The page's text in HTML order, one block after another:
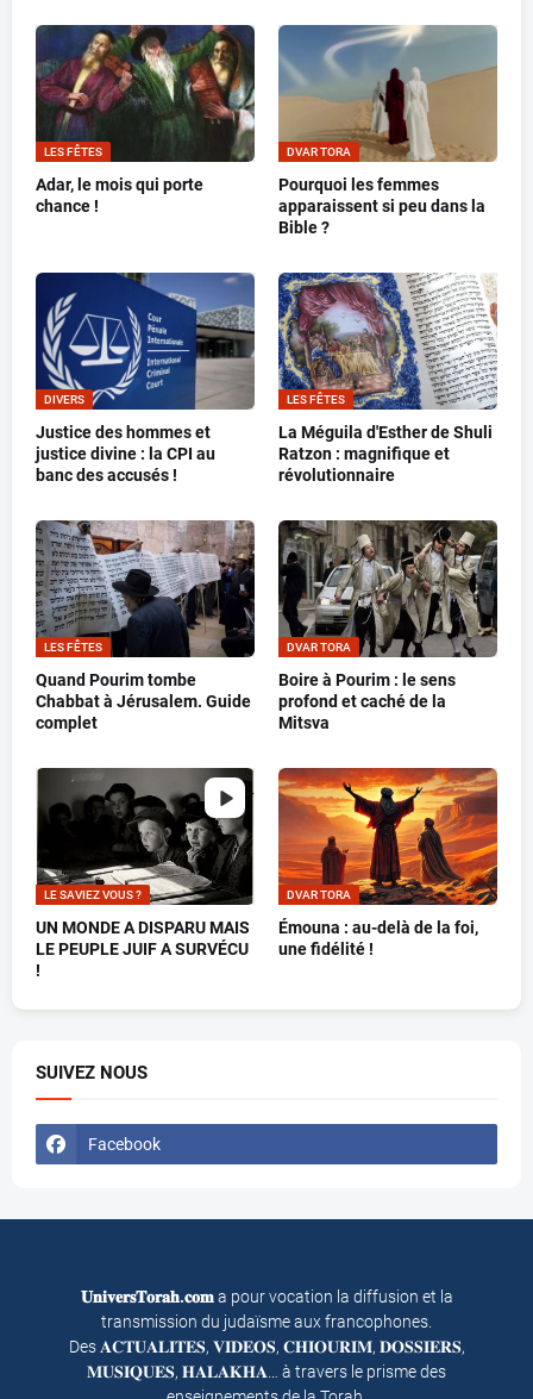
LES FÊTES
Adar, le mois qui porte
chance !
DVAR TORA
Pourquoi les femmes
apparaissent si peu dans la
Bible ?
DIVERS
Justice des hommes et
justice divine : la CPI au
banc des accusés !
LES FÊTES
La Méguila d'Esther de Shuli
Ratzon : magnifique et
révolutionnaire
LES FÊTES
Quand Pourim tombe
Chabbat à Jérusalem. Guide
complet
DVAR TORA
Boire à Pourim : le sens
profond et caché de la
Mitsva
LE SAVIEZ VOUS ?
UN MONDE A DISPARU MAIS
LE PEUPLE JUIF A SURVÉCU
!
DVAR TORA
Émouna : au-delà de la foi,
une fidélité !
SUIVEZ NOUS
Facebook
𝐔𝐧𝐢𝐯𝐞𝐫𝐬𝐓𝐨𝐫𝐚𝐡.𝐜𝐨𝐦a pour vocation la diffusion et la
transmission du judaïsme aux francophones.
Des 𝐀𝐂𝐓𝐔𝐀𝐋𝐈𝐓𝐄𝐒, 𝐕𝐈𝐃𝐄𝐎𝐒, 𝐂𝐇𝐈𝐎𝐔𝐑𝐈𝐌, 𝐃𝐎𝐒𝐒𝐈𝐄𝐑𝐒,
𝐌𝐔𝐒𝐈𝐐𝐔𝐄𝐒, 𝐇𝐀𝐋𝐀𝐊𝐇𝐀… à travers le prisme des